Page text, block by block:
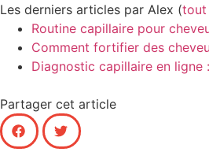
Les derniers articles par Alex (
Routine capillaire pour
Comment fortifier des
Diagnostic capillaire en ligne
Partager cet article